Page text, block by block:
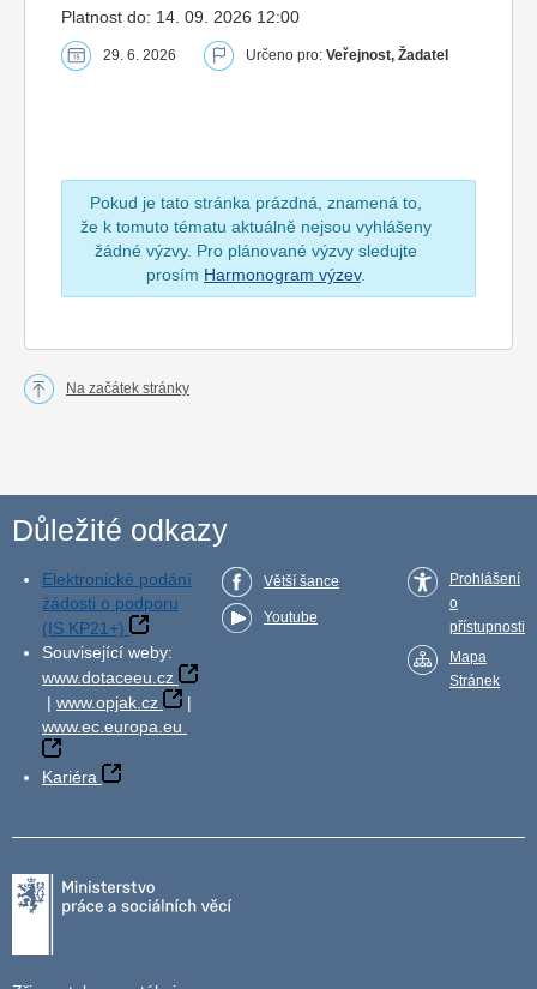
Platnost do: 14. 09. 2026 12:00
29. 6. 2026 Určeno pro: Veřejnost, Žadatel
Pokud je tato stránka prázdná, znamená to,
že k tomuto tématu aktuálně nejsou vyhlášeny
žádné výzvy. Pro plánované výzvy sledujte
prosím Harmonogram výzev.
Na začátek stránky
Důležité odkazy
Elektronické podání
žádosti o podporu
(IS KP21+)
Související weby:
www.dotaceeu.cz
| www.opjak.cz
|
www.ec.europa.eu
Kariéra
Větší šance
Youtube
Prohlášení
o
přístupnosti
Mapa
Stránek